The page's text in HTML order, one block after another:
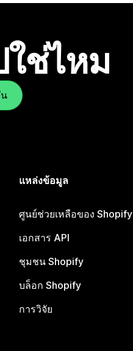
ช่ไหม
แหล่งข้อมูล
ศูนย์ช่วยเหลือของ Shopify
เอกสาร API
ชุมชน Shopify
บล็อก Shopify
การวิจัย